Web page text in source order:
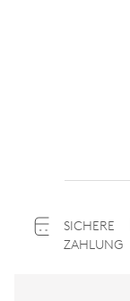
SICHERE
ZAHLUNG